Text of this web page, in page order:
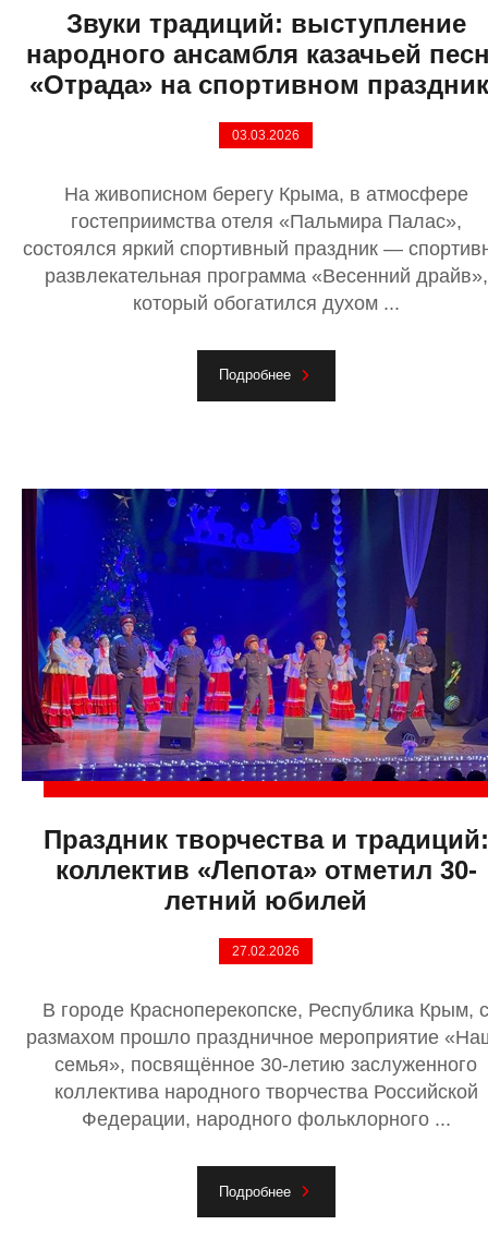
Звуки традиций: выступление
народного ансамбля казачьей
«Отрада» на спортивном
03.03.2026
На живописном берегу Крыма, в атмосфере
гостеприимства отеля «Пальмира Палас»,
состоялся яркий спортивный праздник —
развлекательная программа «Весенний драйв»,
который обогатился духом ...
Подробнее
Праздник творчества и традиций:
коллектив «Лепота» отметил 30-
летний юбилей
27.02.2026
В городе Красноперекопске, Республика Крым, с
размахом прошло праздничное мероприятие
семья», посвящённое 30-летию заслуженного
коллектива народного творчества Российской
Федерации, народного фольклорного ...
Подробнее